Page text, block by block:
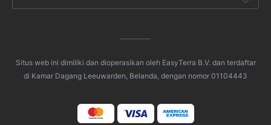
Situs web ini dimiliki dan dioperasikan oleh EasyTerra B.V. dan terdaftar
di Kamar Dagang Leeuwarden, Belanda, dengan nomor 01104443